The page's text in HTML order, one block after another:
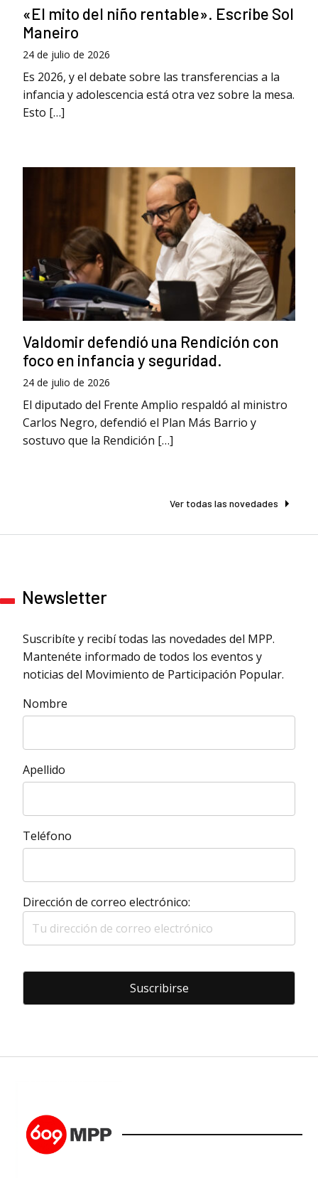
«El mito del niño rentable». Escribe Sol
Maneiro
24 de julio de 2026
Es 2026, y el debate sobre las transferencias a la
infancia y adolescencia está otra vez sobre la mesa.
Esto […]
Valdomir defendió una Rendición con
foco en infancia y seguridad.
24 de julio de 2026
El diputado del Frente Amplio respaldó al ministro
Carlos Negro, defendió el Plan Más Barrio y
sostuvo que la Rendición […]
Ver todas las novedades
Newsletter
Suscribíte y recibí todas las novedades del MPP.
Mantenéte informado de todos los eventos y
noticias del Movimiento de Participación Popular.
Nombre
Apellido
Teléfono
Dirección de correo electrónico: